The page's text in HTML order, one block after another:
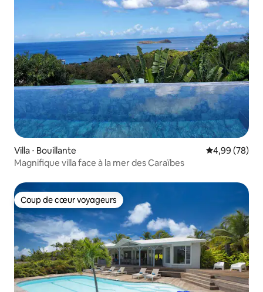
Villa ⋅ Bouillante Évaluation
4,99 (78)
Magnifique villa face à la mer des Caraïbes
Coup de cœur voyageurs
Coup de cœur voyageurs